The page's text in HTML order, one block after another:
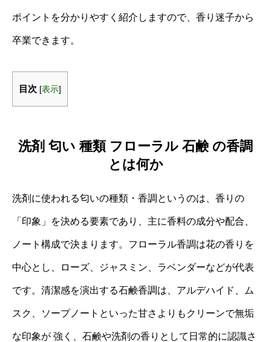
ポイントを分かりやすく紹介しますので、香り迷子から
卒業できます。
目次 [表示]
洗剤 匂い 種類 フローラル 石鹸 の香調
とは何か
洗剤に使われる匂いの種類・香調というのは、香りの
「印象」を決める要素であり、主に香料の成分や配合、
ノート構成で決まります。フローラル香調は花の香りを
中心とし、ローズ、ジャスミン、ラベンダーなどが代表
です。清潔感を演出する石鹸香調は、アルデハイド、ム
スク、ソープノートといった甘さよりもクリーンで無垢
な印象が 強く、石鹸や洗剤の香りとして日常的に認識さ